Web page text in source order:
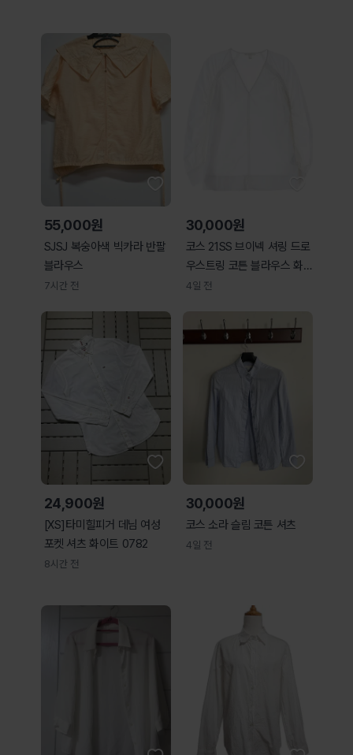
55,000원
SJSJ 복숭아색 빅카라 반팔
블라우스
7시간 전
30,000원
코스 21SS 브이넥 셔링 드로
우스트링 코튼 블라우스 화
이트
4일 전
24,900원
[XS]타미힐피거 데님 여성
포켓 셔츠 화이트 0782
8시간 전
30,000원
코스 소라 슬림 코튼 셔츠
4일 전